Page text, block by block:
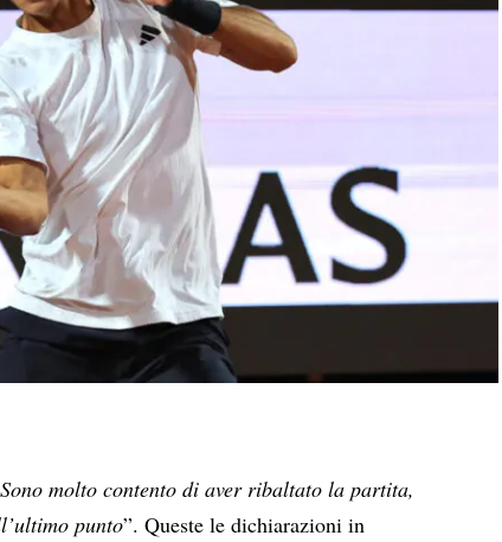
molto contento di aver ribaltato la partita,
punto”. Queste le dichiarazioni in